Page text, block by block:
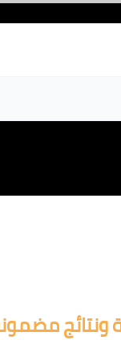
ونتائج